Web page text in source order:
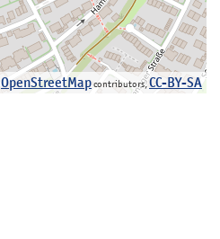
OpenStreetMapcontributors,CC-BY-SA